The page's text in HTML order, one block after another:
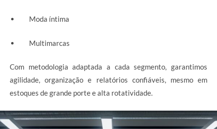
Moda íntima
Multimarcas
Com metodologia adaptada a cada segmento, garantimos
agilidade, organização e relatórios confiáveis, mesmo em
estoques de grande porte e alta rotatividade.